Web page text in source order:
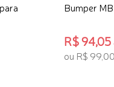
Bumper
R$
ou R$ 99,00